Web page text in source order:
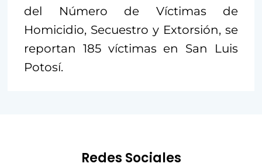
del Número de Víctimas de
Homicidio, Secuestro y Extorsión, se
reportan 185 víctimas en San Luis
Potosí.
Redes Sociales